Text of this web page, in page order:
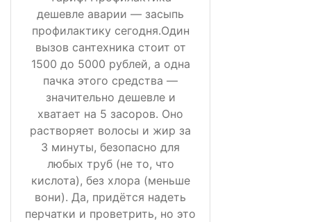
дешевле аварии — засыпь
профилактику сегодня.Один
вызов сантехника стоит от
1500 до 5000 рублей, а одна
пачка этого средства —
значительно дешевле и
хватает на 5 засоров. Оно
растворяет волосы и жир за
3 минуты, безопасно для
любых труб (не то, что
кислота), без хлора (меньше
вони). Да, придётся надеть
перчатки и проветрить, но это